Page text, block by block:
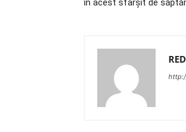
în acest sfârșit de